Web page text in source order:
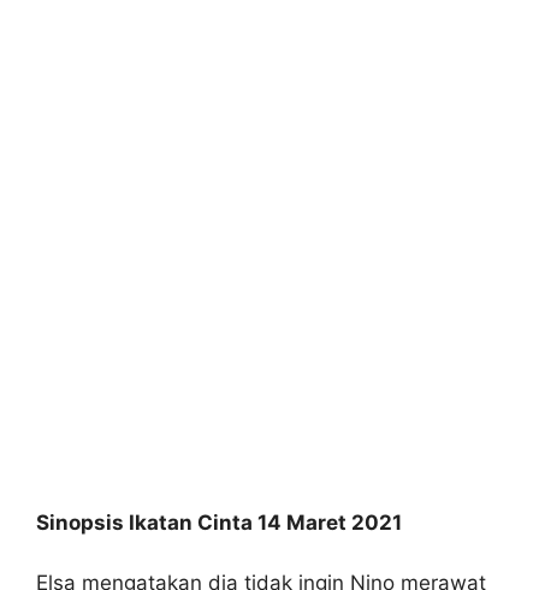
Sinopsis Ikatan Cinta 14 Maret 2021
Elsa mengatakan dia tidak ingin Nino merawat